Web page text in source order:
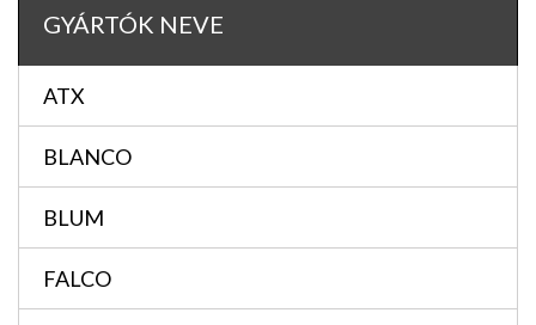
GYÁRTÓK NEVE
ATX
BLANCO
BLUM
FALCO